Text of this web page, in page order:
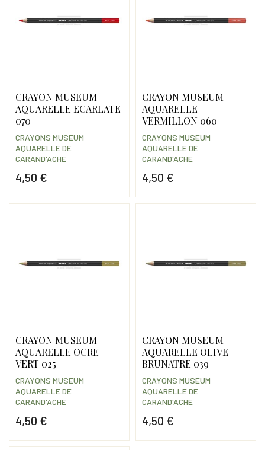
CRAYON MUSEUM
AQUARELLE ECARLATE
070
4,50 €
CRAYONS MUSEUM
AQUARELLE DE
CARAND'ACHE
CRAYON MUSEUM
AQUARELLE
VERMILLON 060
4,50 €
CRAYONS MUSEUM
AQUARELLE DE
CARAND'ACHE
CRAYON MUSEUM
AQUARELLE OCRE
VERT 025
4,50 €
CRAYONS MUSEUM
AQUARELLE DE
CARAND'ACHE
CRAYON MUSEUM
AQUARELLE OLIVE
BRUNATRE 039
4,50 €
CRAYONS MUSEUM
AQUARELLE DE
CARAND'ACHE